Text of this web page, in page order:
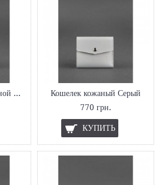
Кошелек из натуральной кожи Тиффани
Кошелек кожаный Серый
770 грн.
КУПИТЬ